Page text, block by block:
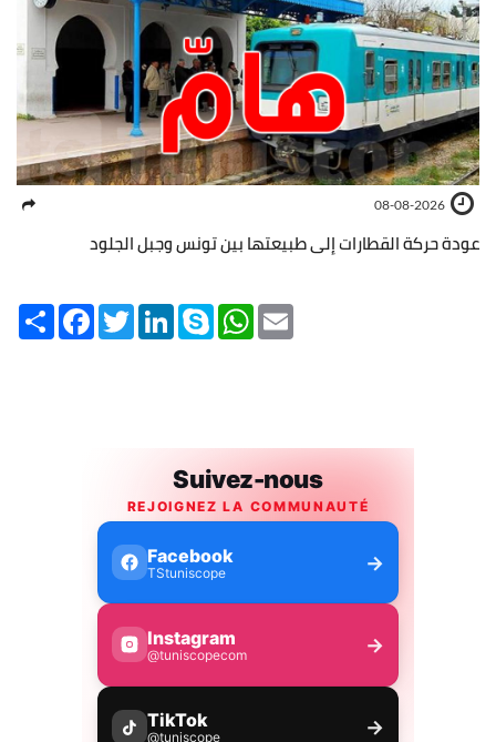
08-08-2026
عودة حركة القطارات إلى طبيعتها بين تونس وجبل الجلود
Share FacebookTwitterLinkedInSkype WhatsApp